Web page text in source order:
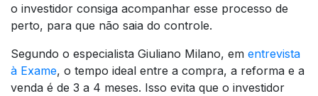
o investidor consiga acompanhar esse processo de
perto, para que não saia do controle.
Segundo o especialista Giuliano Milano, em entrevista
à Exame, o tempo ideal entre a compra, a reforma e a
venda é de 3 a 4 meses. Isso evita que o investidor